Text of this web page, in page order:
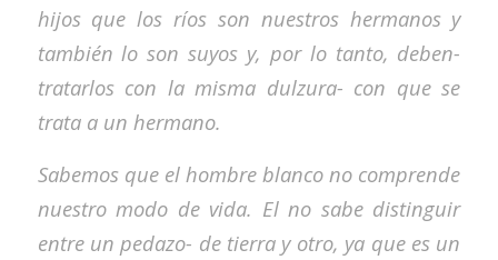
hijos que los ríos son nuestros hermanos y
también lo son suyos y, por lo tanto, deben-
tratarlos con la misma dulzura- con que se
trata a un hermano.
Sabemos que el hombre blanco no comprende
nuestro modo de vida. El no sabe distinguir
entre un pedazo- de tierra y otro, ya que es un